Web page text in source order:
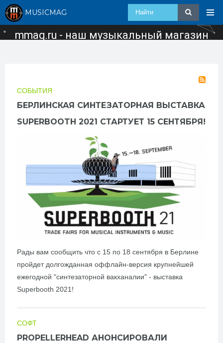
MUSICMAG
mmag.ru - наш музыкальный магазин
СОБЫТИЯ
БЕРЛИНСКАЯ СИНТЕЗАТОРНАЯ ВЫСТАВКА
SUPERBOOTH 2021 СТАРТУЕТ 15 СЕНТЯБРЯ!
Рады вам сообщить что с 15 по 18 сентября в Берлине
пройдет долгожданная оффлайн-версия крупнейшей
ежегодной "синтезаторной вакханалии" - выставка
Superbooth 2021!
СОФТ
PROPELLERHEAD АНОНСИРОВАЛИ